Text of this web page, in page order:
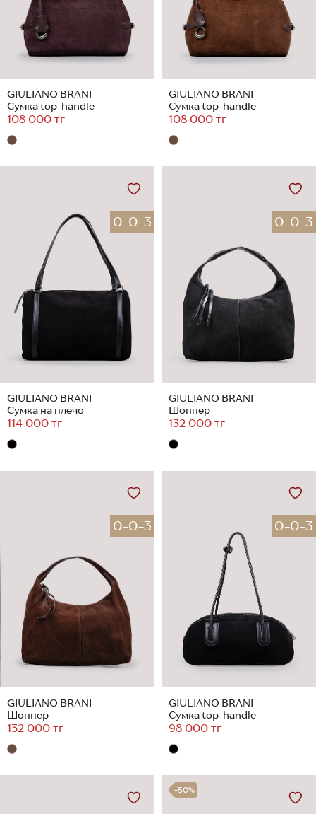
GIULIANO BRANI
Сумка top-handle
108 000 тг
GIULIANO BRANI
Сумка top-handle
108 000 тг
0-0-3
GIULIANO BRANI
Сумка на плечо
114 000 тг
0-0-3
GIULIANO BRANI
Шоппер
132 000 тг
0-0-3
GIULIANO BRANI
Шоппер
132 000 тг
0-0-3
GIULIANO BRANI
Сумка top-handle
98 000 тг
-50%